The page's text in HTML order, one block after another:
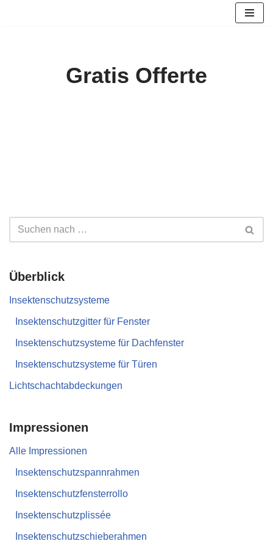
Gratis Offerte
Überblick
Insektenschutzsysteme
Insektenschutzgitter für Fenster
Insektenschutzsysteme für Dachfenster
Insektenschutzsysteme für Türen
Lichtschachtabdeckungen
Impressionen
Alle Impressionen
Insektenschutzspannrahmen
Insektenschutzfensterrollo
Insektenschutzplissée
Insektenschutzschieberahmen